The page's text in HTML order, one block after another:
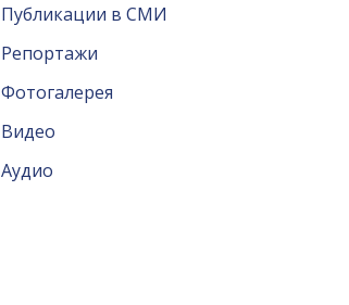
Публикации в СМИ
Репортажи
Фотогалерея
Видео
Аудио